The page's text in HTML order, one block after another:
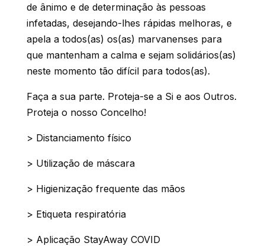
de ânimo e de determinação às pessoas
infetadas, desejando-lhes rápidas melhoras, e
apela a todos(as) os(as) marvanenses para
que mantenham a calma e sejam solidários(as)
neste momento tão difícil para todos(as).
Faça a sua parte. Proteja-se a Si e aos Outros.
Proteja o nosso Concelho!
> Distanciamento físico
> Utilização de máscara
> Higienização frequente das mãos
> Etiqueta respiratória
> Aplicação StayAway COVID